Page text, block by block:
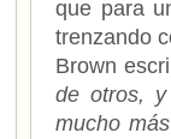
que para
trenzando
Brown
de otros,
mucho